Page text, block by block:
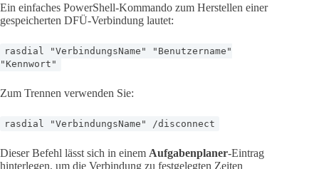
Ein einfaches PowerShell-Kommando zum Herstellen einer
gespeicherten DFÜ-Verbindung lautet:
rasdial "VerbindungsName" "Benutzername"
"Kennwort"
Zum Trennen verwenden Sie:
rasdial "VerbindungsName" /disconnect
Dieser Befehl lässt sich in einem Aufgabenplaner-Eintrag
hinterlegen, um die Verbindung zu festgelegten Zeiten